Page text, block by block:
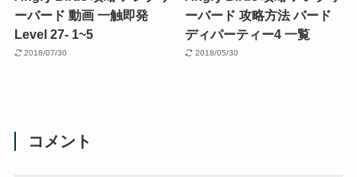
ーバード 動画 一触即発
Level 27- 1~5
2018/07/30
ーバード 攻略方法 バード
ディパーティー4 一覧
2018/05/30
コメント